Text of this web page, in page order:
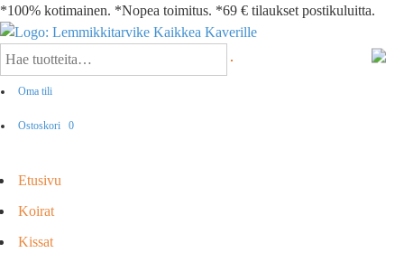
*100% kotimainen. *Nopea toimitus. *69 € tilaukset postikuluitta.
Oma tili
Ostoskori 0
Etusivu
Koirat
Kissat